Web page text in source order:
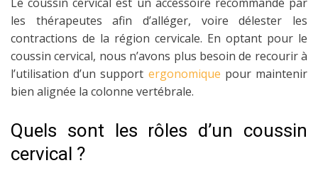
les thérapeutes afin d’alléger, voire délester les
contractions de la région cervicale. En optant pour le
coussin cervical, nous n’avons plus besoin de recourir à
l’utilisation d’un support ergonomique pour maintenir
bien alignée la colonne vertébrale.
Quels sont les rôles d’un coussin
cervical ?